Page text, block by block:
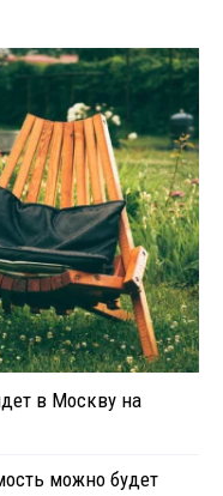
в Москву на
можно будет